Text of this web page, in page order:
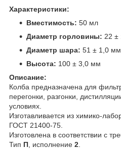
Характеристики:
Вместимость: 50 мл
Диаметр горловины: 22 ±
Диаметр шара: 51 ± 1,0 мм
Высота: 100 ± 3,0 мм
Описание:
Колба предназначена для
перегонки, разгонки,
условиях.
Изготавливается из химико-
ГОСТ 21400-75.
Изготовлена в соответствии с
Тип П , исполнение 2